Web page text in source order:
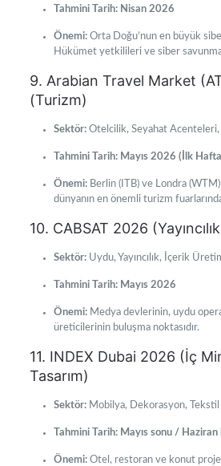
Tahmini Tarih: Nisan 2026
Önemi:Orta Doğu’nun en büyük
Hükümet yetkilileri ve siber savunma
9. Arabian Travel Market
(Turizm)
Sektör:Otelcilik, Seyahat Acenteleri,
Tahmini Tarih: Mayıs 2026 (İlk
Önemi:Berlin (ITB) ve Londra (WTM)
dünyanın en önemli turizm
10. CABSAT 2026
Sektör:Uydu, Yayıncılık, İçerik
Tahmini Tarih: Mayıs 2026
Önemi:Medya devlerinin, uydu
üreticilerinin buluşma noktasıdır.
11. INDEX Dubai 2026 (İç
Tasarım)
Sektör:Mobilya, Dekorasyon, Tekstil
Tahmini Tarih: Mayıs sonu / Haziran
Önemi:Otel, restoran ve konut